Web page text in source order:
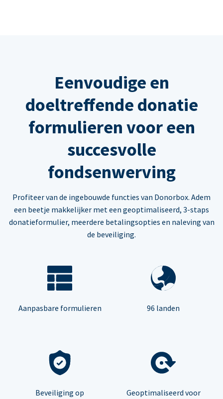
Eenvoudige en
doeltreffende donatie
formulieren voor een
succesvolle
fondsenwerving
Profiteer van de ingebouwde functies van Donorbox. Adem
een beetje makkelijker met een geoptimaliseerd, 3-staps
donatieformulier, meerdere betalingsopties en naleving van
de beveiliging.
Aanpasbare formulieren 96 landen
Beveiliging op
Geoptimaliseerd voor